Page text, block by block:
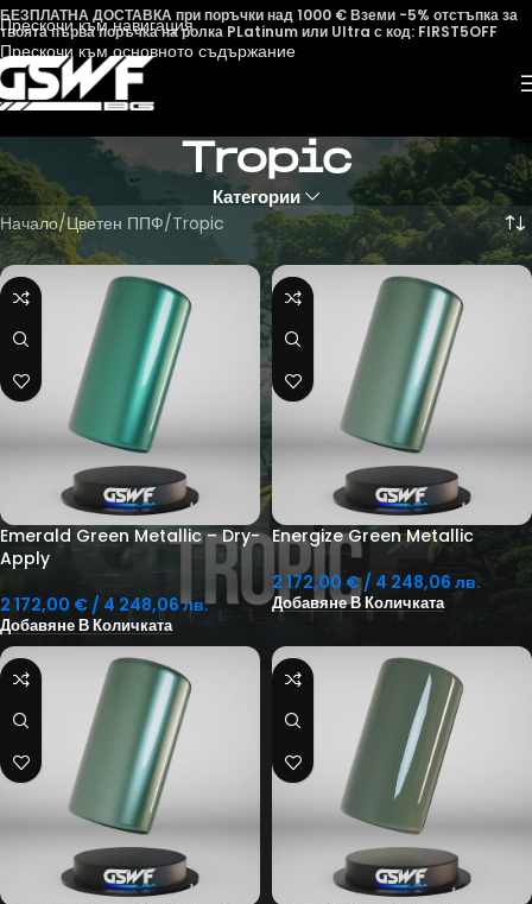
Прескочи към навигация
Прескочи към основното съдържание
БЕЗПЛАТНА ДОСТАВКА при поръчки над 1000 € Вземи -5% отстъпка за
твоята първа поръчка на ролка PLatinum или Ultra с код: FIRST5OFF
Tropic
Категории
Начало Цветен ППФ Tropic
Emerald Green Metallic – Dry-
Apply
2 172,00 € / 4 248,06 лв.
Добавяне В Количката
Energize Green Metallic
2 172,00 €/ 4 248,06 лв.
Добавяне В Количката